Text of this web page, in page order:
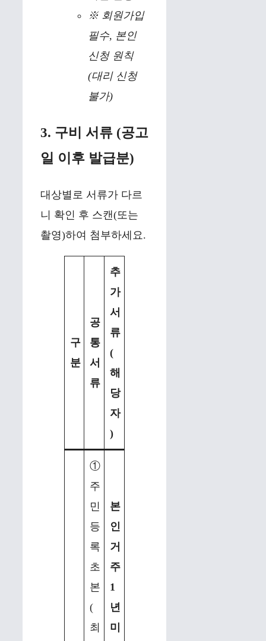
※ 회원가입
필수, 본인
신청 원칙
(대리 신청
불가)
3. 구비 서류 (공고
일 이후 발급분)
대상별로 서류가 다르
니 확인 후 스캔(또는
촬영)하여 첨부하세요.
구
분
공
통
서
류
추
가
서
류
(
해
당
자
)
①
주
민
등
록
초
본
(
최
본
인
거
주
1
년
미